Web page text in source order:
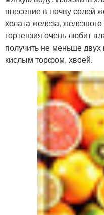
внесение в почву солей
хелата железа,
гортензия очень любит
получить не меньше
кислым торфом, хвоей.